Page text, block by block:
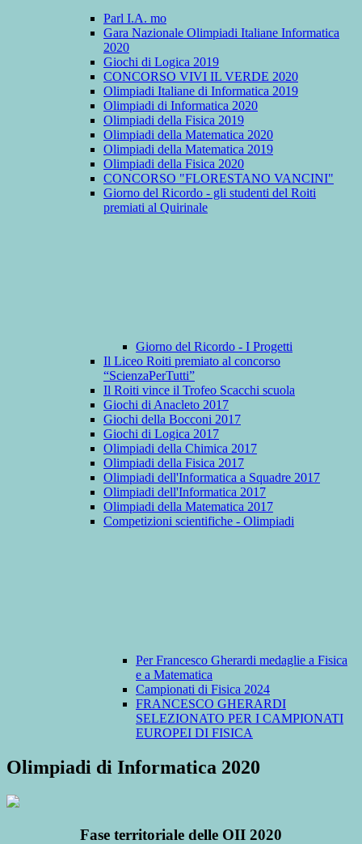
Parl I.A. mo
Gara Nazionale Olimpiadi Italiane Informatica
2020
Giochi di Logica 2019
CONCORSO VIVI IL VERDE 2020
Olimpiadi Italiane di Informatica 2019
Olimpiadi di Informatica 2020
Olimpiadi della Fisica 2019
Olimpiadi della Matematica 2020
Olimpiadi della Matematica 2019
Olimpiadi della Fisica 2020
CONCORSO "FLORESTANO VANCINI"
Giorno del Ricordo - gli studenti del Roiti
premiati al Quirinale
Giorno del Ricordo - I Progetti
Il Liceo Roiti premiato al concorso
“ScienzaPerTutti”
Il Roiti vince il Trofeo Scacchi scuola
Giochi di Anacleto 2017
Giochi della Bocconi 2017
Giochi di Logica 2017
Olimpiadi della Chimica 2017
Olimpiadi della Fisica 2017
Olimpiadi dell'Informatica a Squadre 2017
Olimpiadi dell'Informatica 2017
Olimpiadi della Matematica 2017
Competizioni scientifiche - Olimpiadi
Per Francesco Gherardi medaglie a Fisica
e a Matematica
Campionati di Fisica 2024
FRANCESCO GHERARDI
SELEZIONATO PER I CAMPIONATI
EUROPEI DI FISICA
Olimpiadi di Informatica 2020
Fase territoriale delle OII 2020